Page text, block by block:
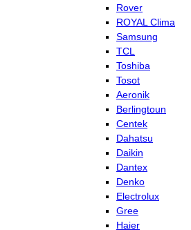
Rover
ROYAL Clima
Samsung
TCL
Toshiba
Tosot
Aeronik
Berlingtoun
Centek
Dahatsu
Daikin
Dantex
Denko
Electrolux
Gree
Haier